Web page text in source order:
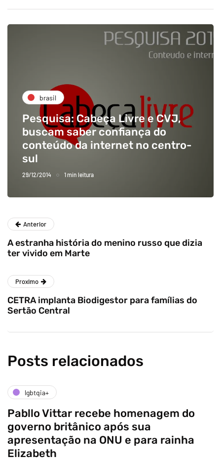
brasil
Pesquisa: Cabeça Livre e CVJ,
buscam saber confiança do
conteúdo da internet no centro-
sul
29/12/2014 1 min leitura
Anterior
A estranha história do menino russo que dizia
ter vivido em Marte
Proximo
CETRA implanta Biodigestor para famílias do
Sertão Central
Posts relacionados
lgbtqia+
Pabllo Vittar recebe homenagem do
governo britânico após sua
apresentação na ONU e para rainha
Elizabeth